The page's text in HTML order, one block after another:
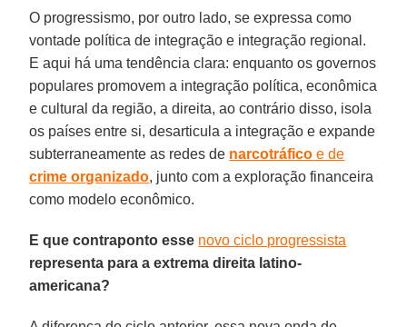
O progressismo, por outro lado, se expressa como
vontade política de integração e integração regional.
E aqui há uma tendência clara: enquanto os governos
populares promovem a integração política, econômica
e cultural da região, a direita, ao contrário disso, isola
os países entre si, desarticula a integração e expande
subterraneamente as redes de narcotráfico e de
crime organizado, junto com a exploração financeira
como modelo econômico.
E que contraponto esse novo ciclo progressista
representa para a extrema direita latino-
americana?